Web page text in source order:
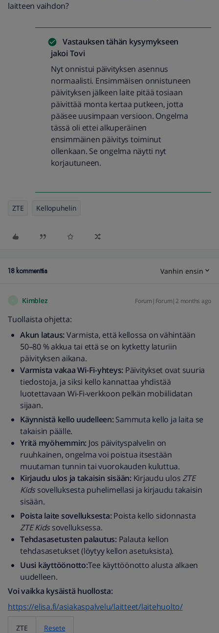
laitteen vaihdon?
Vastauksen tähän kysymykseen
jakoi Tovi
Nyt onnistui päivityksen asennus
normaalisti. Ensimmäisen onnistuneen
päivityksen jälkeen laite pitää tosiaan
päivittää monta kertaa putkeen, jotta
pääsee uusimpaan versioon. Ongelma
tässä oli ettei alkuperäinen
ensimmäinen päivitys toiminut
ollenkaan. Se ongelma näytti nyt
korjautuneen.
ZTE Kellopuhelin
18 kommenttia Vanhin ensin
Kimblez Forum|Forum|2 months ago
Tuollaista ohjetta:
Akun lataus:Varmista, että kellossa on vähintään
50–80 % akkua tai että se on kytketty laturiin
päivityksen aikana.
Varmista vakaa Wi-Fi-yhteys: Päivitykset ovat suuria
tiedostoja, ja siksi kello kannattaa yhdistää
luotettavaan Wi-Fi-verkkoon pelkän mobiilidatan
sijaan.
Käynnistä kello uudelleen:Sammuta kello ja laita se
takaisin päälle.
Yritä myöhemmin: Jos päivityspalvelin on
ruuhkainen, ongelma voi poistua itsestään
muutaman tunnin tai vuorokauden kuluttua.
Kirjaudu ulos ja takaisin sisään:Kirjaudu ulosZTE
Kidssovelluksesta puhelimellasi ja kirjaudu takaisin
sisään.
Poista laite sovelluksesta:Poista kello sidonnasta
ZTE Kidssovelluksessa.
Tehdasasetusten palautus: Palauta kellon
tehdasasetukset (löytyy kellon asetuksista).
Uusi käyttöönotto:Tee käyttöönotto alusta alkaen
uudelleen.
Voi vaikka kysäistä huollosta:
https://elisa.fi/asiakaspalvelu/laitteet/laitehuolto/
ZTE Resete